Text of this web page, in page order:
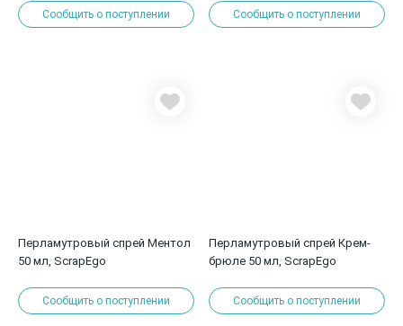
Сообщить о поступлении Сообщить о поступлении
Перламутровый спрей Ментол
50 мл, ScrapEgo
Сообщить о поступлении
Перламутровый спрей Крем-
брюле 50 мл, ScrapEgo
Сообщить о поступлении